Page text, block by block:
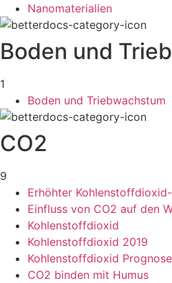
Nanomaterialien
Boden und
1
Boden und Triebwachstum
CO2
9
Erhöhter
Einfluss von CO2 auf den
Kohlenstoffdioxid
Kohlenstoffdioxid 2019
Kohlenstoffdioxid Prognose
CO2 binden mit Humus